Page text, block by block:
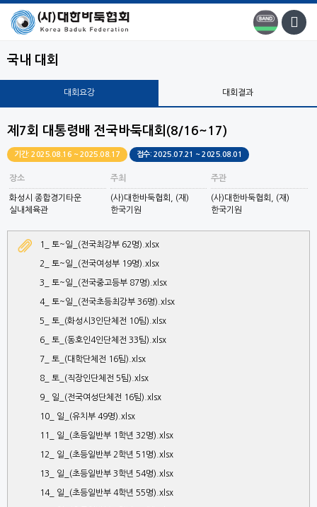
국내 대회
대회요강 대회결과
제7회 대통령배 전국바둑대회(8/16~17)
기간: 2025.08.16 ~ 2025.08.17 접수: 2025.07.21 ~ 2025.08.01
장소
화성시 종합경기타운
실내체육관
주최
(사)대한바둑협회, (재)
한국기원
주관
(사)대한바둑협회, (재)
한국기원
1_ 토~일_(전국최강부 62명).xlsx
2_ 토~일_(전국여성부 19명).xlsx
3_ 토~일_(전국중고등부 87명).xlsx
4_ 토~일_(전국초등최강부 36명).xlsx
5_ 토_(화성시3인단체전 10팀).xlsx
6_ 토_(동호인4인단체전 33팀).xlsx
7_ 토_(대학단체전 16팀).xlsx
8_ 토_(직장인단체전 5팀).xlsx
9_ 일_(전국여성단체전 16팀).xlsx
10_ 일_(유치부 49명).xlsx
11_ 일_(초등일반부 1학년 32명).xlsx
12_ 일_(초등일반부 2학년 51명).xlsx
13_ 일_(초등일반부 3학년 54명).xlsx
14_ 일_(초등일반부 4학년 55명).xlsx